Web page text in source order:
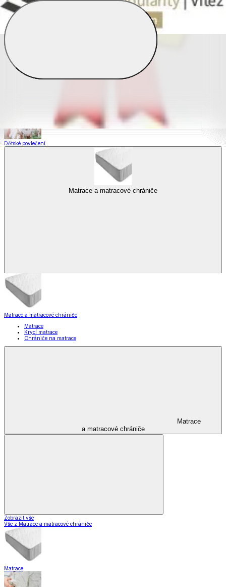
Saténové povlečení
Povlečení s fototiskem
Dětské povlečení
Matrace a matracové chrániče
Matrace a matracové chrániče
Matrace
Krycí matrace
Chrániče na matrace
Matrace
a matracové chrániče
Zobrazit vše
Vše z Matrace a matracové chrániče
Matrace